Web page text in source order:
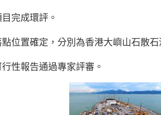
完成環評。
位置確定，分別為香港大嶼山石散
性報告通過專家評審。